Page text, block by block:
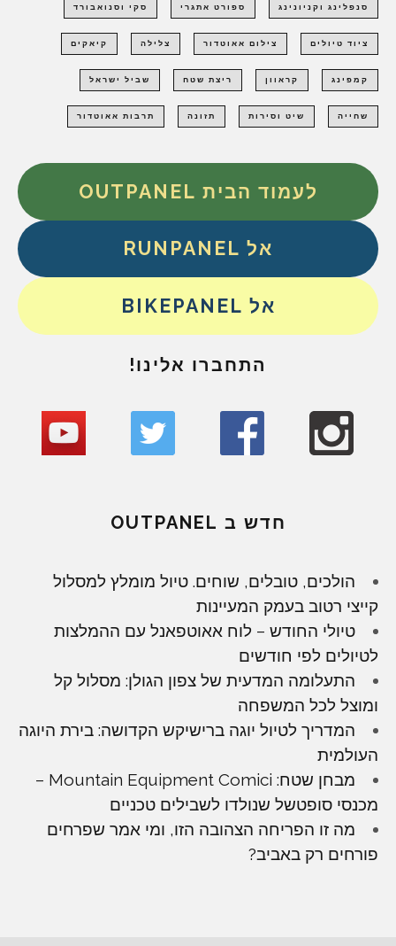
סנפלינג וקניונינג ספורט אתגרי סקי וסנואבורד
ציוד טיולים צילום אאוטדור צלילה קיאקים
קמפינג קראוון ריצת שטח שביל ישראל
שחייה שיט וסירות תזונה תרבות אאוטדור
לעמוד הבית OUTPANEL
אל RUNPANEL
אל BIKEPANEL
התחברו אלינו!
חדש ב OUTPANEL
הולכים, טובלים, שוחים. טיול מומלץ למסלול
קייצי רטוב בעמק המעיינות
טיולי החודש – לוח אאוטפאנל עם ההמלצות
לטיולים לפי חודשים
התעלומה המדעית של צפון הגולן: מסלול קל
ומוצל לכל המשפחה
המדריך לטיול יוגה ברישיקש הקדושה: בירת היוגה
העולמית
מבחן שטח: Mountain Equipment Comici –
מכנסי סופטשל שנולדו לשבילים טכניים
מה זו הפריחה הצהובה הזו, ומי אמר שפרחים
פורחים רק באביב?